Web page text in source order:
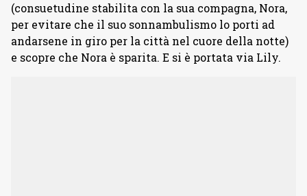
(consuetudine stabilita con la sua compagna, Nora,
per evitare che il suo sonnambulismo lo porti ad
andarsene in giro per la città nel cuore della notte)
e scopre che Nora è sparita. E si è portata via Lily.